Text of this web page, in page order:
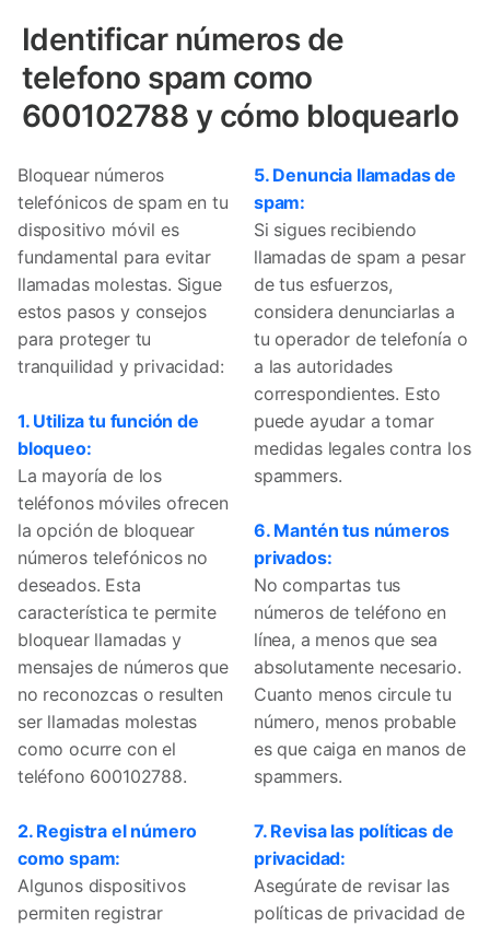
Identificar números de
telefono spam como
600102788 y cómo bloquearlo
Bloquear números
telefónicos de spam en tu
dispositivo móvil es
fundamental para evitar
llamadas molestas. Sigue
estos pasos y consejos
para proteger tu
tranquilidad y privacidad:
1. Utiliza tu función de
bloqueo:
La mayoría de los
teléfonos móviles ofrecen
la opción de bloquear
números telefónicos no
deseados. Esta
característica te permite
bloquear llamadas y
mensajes de números que
no reconozcas o resulten
ser llamadas molestas
como ocurre con el
teléfono 600102788.
2. Registra el número
como spam:
Algunos dispositivos
permiten registrar
5. Denuncia llamadas de
spam:
Si sigues recibiendo
llamadas de spam a pesar
de tus esfuerzos,
considera denunciarlas a
tu operador de telefonía o
a las autoridades
correspondientes. Esto
puede ayudar a tomar
medidas legales contra los
spammers.
6. Mantén tus números
privados:
No compartas tus
números de teléfono en
línea, a menos que sea
absolutamente necesario.
Cuanto menos circule tu
número, menos probable
es que caiga en manos de
spammers.
7. Revisa las políticas de
privacidad:
Asegúrate de revisar las
políticas de privacidad de